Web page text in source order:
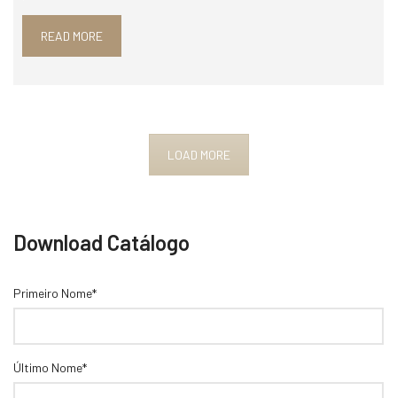
READ MORE
LOAD MORE
Download Catálogo
Primeiro Nome*
Último Nome*